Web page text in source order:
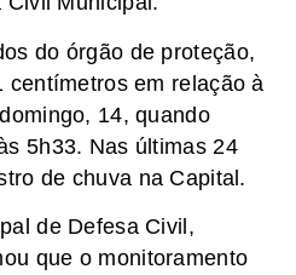
do órgão de proteção,
centímetros em relação à
14, quando
5h33. Nas últimas 24
de chuva na Capital.
de Defesa Civil,
que o monitoramento